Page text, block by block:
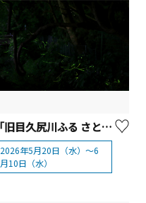
「旧目久尻川ふる さと緑道」ゲンジボタルの羽化観察会【寒川町】
2026年5月20日（水）～6
月10日（水）